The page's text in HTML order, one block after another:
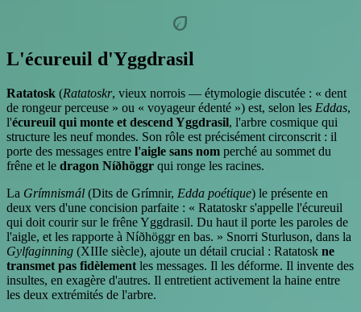
eco
L'écureuil d'Yggdrasil
Ratatosk (Ratatoskr, vieux norrois — étymologie discutée : « dent
de rongeur perceuse » ou « voyageur édenté ») est, selon les Eddas,
l'écureuil qui monte et descend Yggdrasil, l'arbre cosmique qui
structure les neuf mondes. Son rôle est précisément circonscrit : il
porte des messages entre l'aigle sans nom perché au sommet du
frêne et le dragon Níðhöggr qui ronge les racines.
La Grímnismál (Dits de Grímnir, Edda poétique) le présente en
deux vers d'une concision parfaite : « Ratatoskr s'appelle l'écureuil
qui doit courir sur le frêne Yggdrasil. Du haut il porte les paroles de
l'aigle, et les rapporte à Níðhöggr en bas. » Snorri Sturluson, dans la
Gylfaginning (XIIIe siècle), ajoute un détail crucial : Ratatosk ne
transmet pas fidèlement les messages. Il les déforme. Il invente des
insultes, en exagère d'autres. Il entretient activement la haine entre
les deux extrémités de l'arbre.